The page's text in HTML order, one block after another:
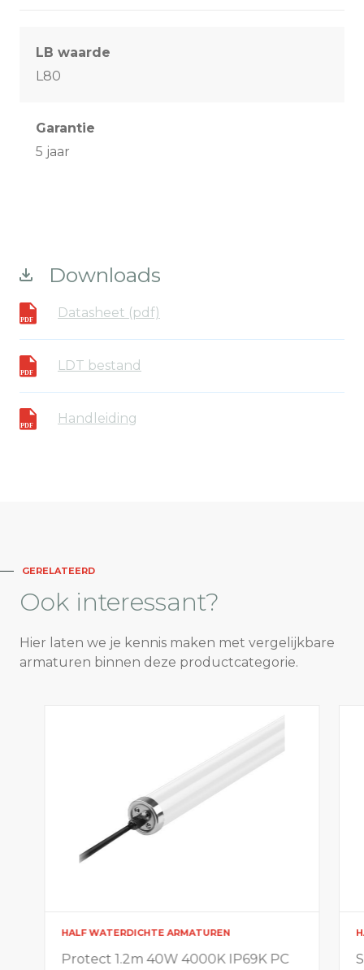
LB waarde
L80
Garantie
5 jaar
Downloads
Datasheet (pdf)
LDT bestand
Handleiding
GERELATEERD
Ook interessant?
Hier laten we je kennis maken met vergelijkbare
armaturen binnen deze productcategorie.
HALF WATERDICHTE ARMATUREN
Protect 1.2m 40W 4000K IP69K PC